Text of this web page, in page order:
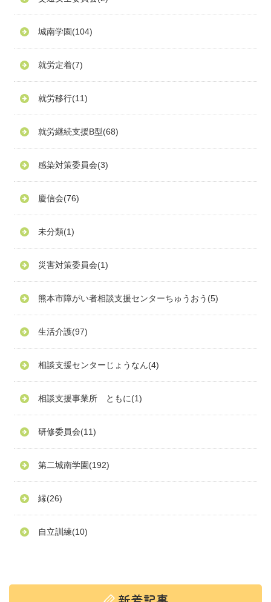
城南学園(104)
就労定着(7)
就労移行(11)
就労継続支援B型(68)
感染対策委員会(3)
慶信会(76)
未分類(1)
災害対策委員会(1)
熊本市障がい者相談支援センターちゅうおう (5)
生活介護(97)
相談支援センターじょうなん(4)
相談支援事業所 ともに(1)
研修委員会(11)
第二城南学園(192)
縁(26)
自立訓練(10)